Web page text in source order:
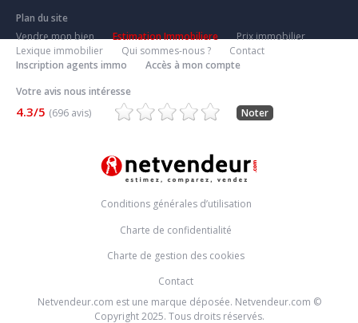
Plan du site
Vendre mon bien
Estimation Immobiliere
Prix immobilier
Lexique immobilier
Qui sommes-nous ?
Contact
Inscription agents immo
Accès à mon compte
Votre avis nous intéresse
4.3/5 (696 avis) Noter
Conditions générales d’utilisation
Charte de confidentialité
Charte de gestion des cookies
Contact
Netvendeur.com est une marque déposée. Netvendeur.com ©
Copyright 2025. Tous droits réservés.